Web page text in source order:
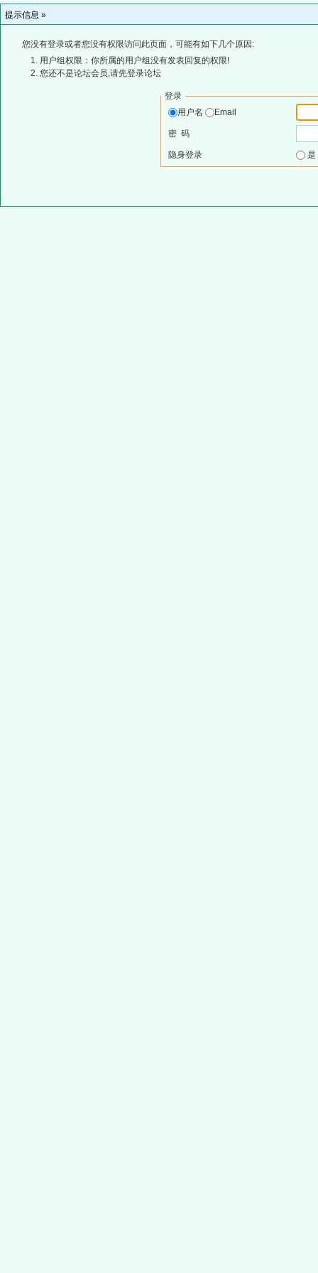
提示信息 »
您没有登录或者您没有权限访问此页面，可能有如下几个原因:
用户组权限：你所属的用户组没有发表回复的权限!
您还不是论坛会员,请先登录论坛
登录
用户名
Email
密 码
隐身登录